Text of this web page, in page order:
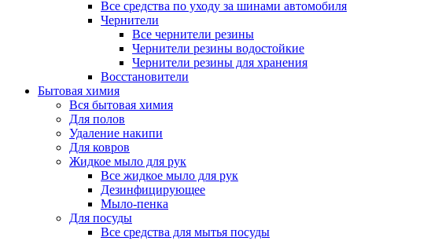
Все средства по уходу за шинами автомобиля
Чернители
Все чернители резины
Чернители резины водостойкие
Чернители резины для хранения
Восстановители
Бытовая химия
Вся бытовая химия
Для полов
Удаление накипи
Для ковров
Жидкое мыло для рук
Все жидкое мыло для рук
Дезинфицирующее
Мыло-пенка
Для посуды
Все средства для мытья посуды